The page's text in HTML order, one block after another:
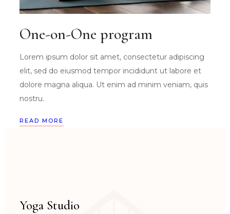
One-on-One program
Lorem ipsum dolor sit amet, consectetur adipiscing
elit, sed do eiusmod tempor incididunt ut labore et
dolore magna aliqua. Ut enim ad minim veniam, quis
nostru.
READ MORE
Yoga Studio